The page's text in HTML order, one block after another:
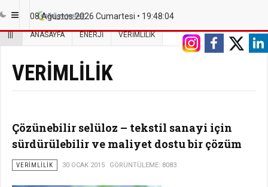
08 Ağustos 2026 Cumartesi • 19:48:05
ANASAYFA ENERJI VERIMLILIK
VERIMLILIK
Çözünebilir selüloz – tekstil sanayi için
sürdürülebilir ve maliyet dostu bir çözüm
VERIMLILIK 30 OCAK 2015 GÖRÜNTÜLEME: 8083